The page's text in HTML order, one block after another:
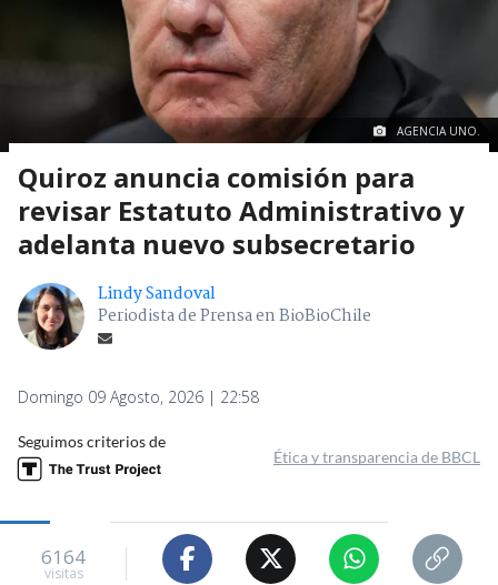
AGENCIA UNO.
Quiroz anuncia comisión para
revisar Estatuto Administrativo y
adelanta nuevo subsecretario
Lindy Sandoval
Periodista de Prensa en BioBioChile
Domingo 09 Agosto, 2026 | 22:58
Seguimos criterios de
Ética y transparencia de BBCL
6164
visitas